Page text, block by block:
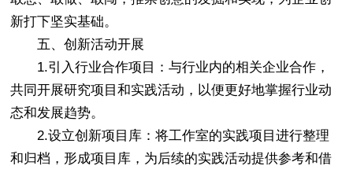
新打下坚实基础。
五、创新活动开展
1.引入行业合作项目：与行业内的相关企业合作，
共同开展研究项目和实践活动，以便更好地掌握行业动
态和发展趋势。
2.设立创新项目库：将工作室的实践项目进行整理
和归档，形成项目库，为后续的实践活动提供参考和借